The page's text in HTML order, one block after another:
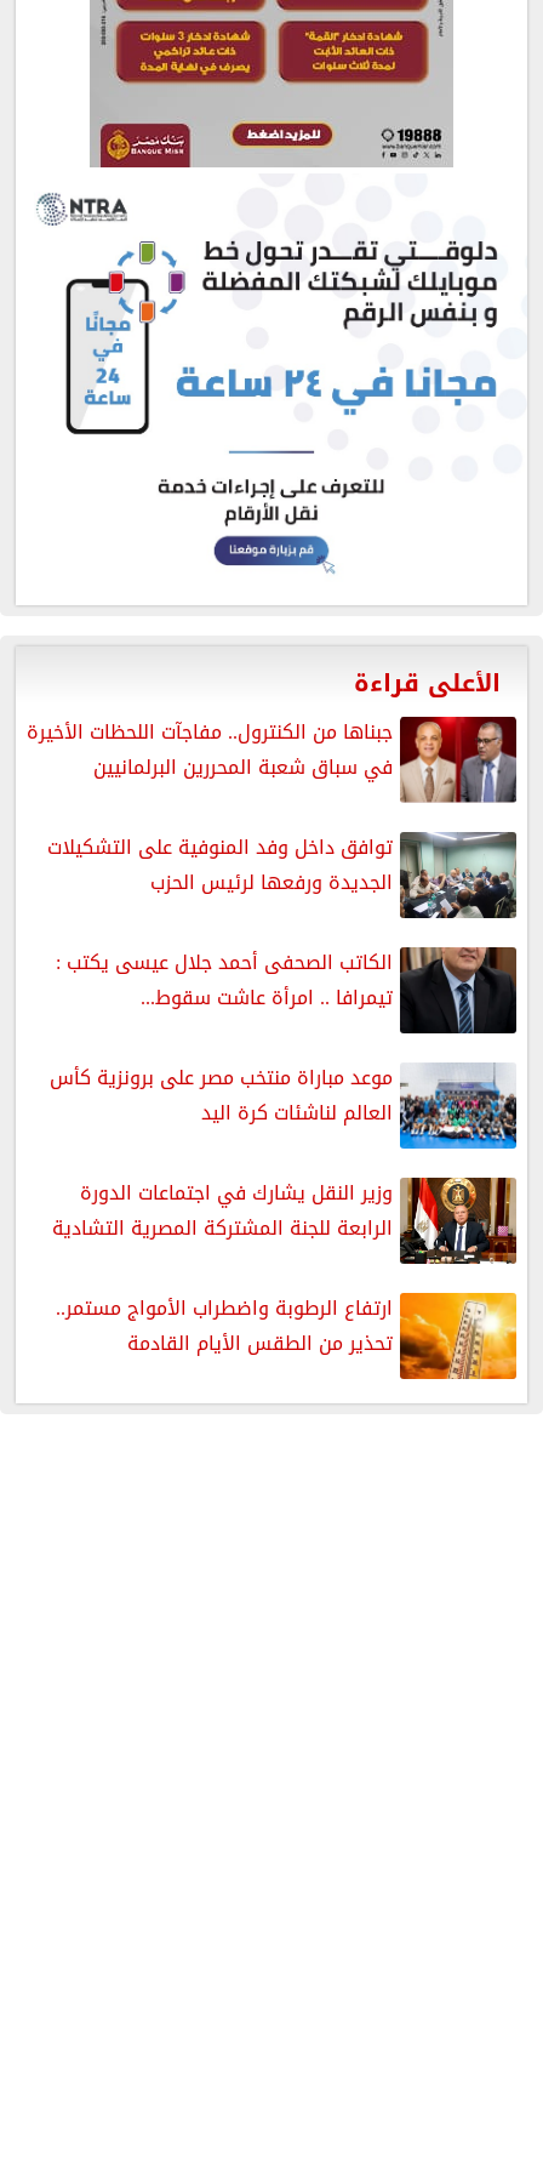
الأعلى قراءة
جبناها من الكنترول.. مفاجآت اللحظات الأخيرة
في سباق شعبة المحررين البرلمانيين
توافق داخل وفد المنوفية على التشكيلات
الجديدة ورفعها لرئيس الحزب
الكاتب الصحفى أحمد جلال عيسى يكتب :
تيمرافا .. امرأة عاشت سقوط...
موعد مباراة منتخب مصر على برونزية كأس
العالم لناشئات كرة اليد
وزير النقل يشارك في اجتماعات الدورة
الرابعة للجنة المشتركة المصرية التشادية
ارتفاع الرطوبة واضطراب الأمواج مستمر..
تحذير من الطقس الأيام القادمة